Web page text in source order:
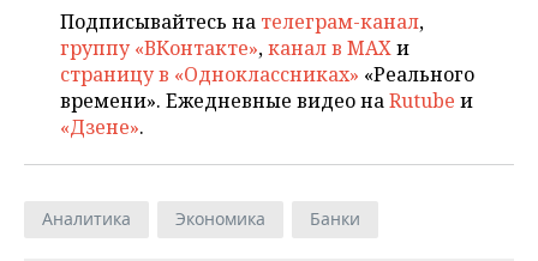
КИБЕРСПОРТ
ФИГУРНОЕ КАТАНИЕ
ВОДНЫЕ ВИДЫ СПОРТА
КУЛЬТУРА
МЕДИЦИНА
ОБРАЗОВАНИЕ
СПИСОК КОМПАНИЙ
Подписывайтесь на телеграм-канал,
группу «ВКонтакте»,канал в MAXи
страницу в «Одноклассниках» «Реального
времени». Ежедневные видео наRutube и
«Дзене».
Аналитика Экономика Банки